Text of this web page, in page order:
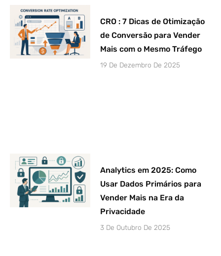
CRO : 7 Dicas de Otimização
de Conversão para Vender
Mais com o Mesmo Tráfego
19 De Dezembro De 2025
Analytics em 2025: Como
Usar Dados Primários para
Vender Mais na Era da
Privacidade
3 De Outubro De 2025